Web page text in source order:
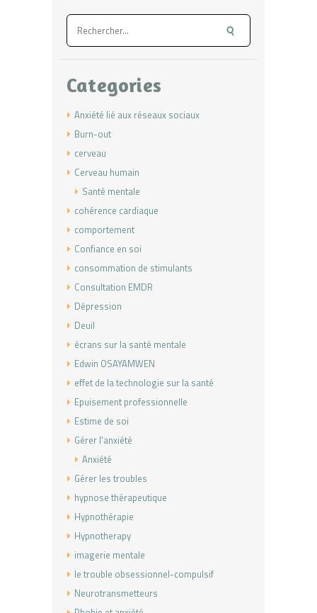
Rechercher :
Categories
Anxiété lié aux réseaux sociaux
Burn-out
cerveau
Cerveau humain
Santé mentale
cohérence cardiaque
comportement
Confiance en soi
consommation de stimulants
Consultation EMDR
Dépression
Deuil
écrans sur la santé mentale
Edwin OSAYAMWEN
effet de la technologie sur la santé
Epuisement professionnelle
Estime de soi
Gérer l'anxiété
Anxiété
Gérer les troubles
hypnose thérapeutique
Hypnothérapie
Hypnotherapy
imagerie mentale
le trouble obsessionnel-compulsif
Neurotransmetteurs